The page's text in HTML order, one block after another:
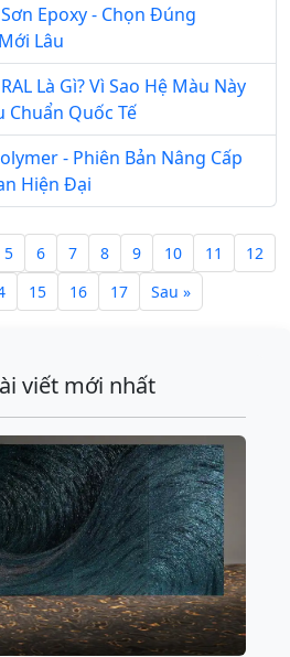
Epoxy - Chọn Đúng
Lâu
Là Gì? Vì Sao Hệ Màu Này
Chuẩn Quốc Tế
- Phiên Bản Nâng Cấp
Hiện Đại
5 6 7 8 9 10 11
12
15 16 17 Sau »
viết mới nhất